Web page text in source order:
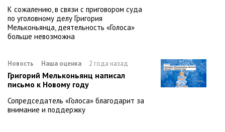
К сожалению, в связи с приговором суда
по уголовному делу Григория
Мельконьянца, деятельность «Голоса»
больше невозможна
Новость Наша оценка 2 года назад
Григорий Мельконьянц написал
письмо к Новому году
Сопредседатель «Голоса» благодарит за
внимание и поддержку